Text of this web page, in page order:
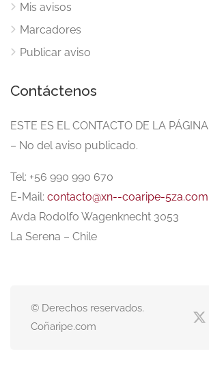
Mis avisos
Marcadores
Publicar aviso
Contáctenos
ESTE ES EL CONTACTO DE LA PÁGINA
– No del aviso publicado.
Tel: +56 990 990 670
E-Mail: contacto@xn--coaripe-5za.com
Avda Rodolfo Wagenknecht 3053
La Serena – Chile
© Derechos reservados.
Coñaripe.com